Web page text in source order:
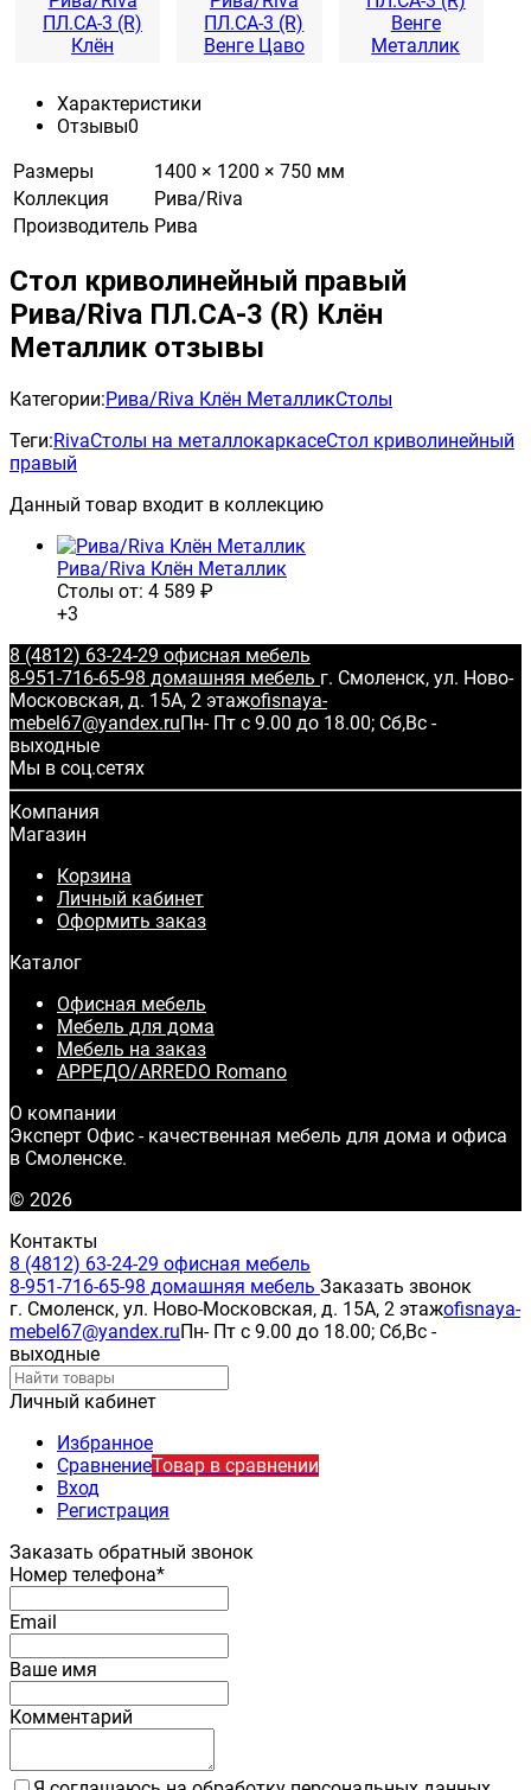
Характеристики
Отзывы0
Размеры
1400 × 1200 × 750 мм
Коллекция
Рива/Riva
Производитель Рива
Стол криволинейный правый
Рива/Riva ПЛ.СА-3 (R) Клён
Металлик отзывы
Категории:Рива/Riva Клён МеталликСтолы
Теги:RivaСтолы на металлокаркасеСтол криволинейный
правый
Данный товар входит в коллекцию
Рива/Riva Клён Металлик
Столы от: 4 589 ₽
+3
8 (4812) 63-24-29 офисная мебель
8-951-716-65-98 домашняя мебель г. Смоленск, ул. Ново-
Московская, д. 15А, 2 этажofisnaya-
mebel67@yandex.ruПн- Пт с 9.00 до 18.00; Сб,Вс -
выходные
Мы в соц.сетях
Компания
Магазин
Корзина
Личный кабинет
Оформить заказ
Каталог
Офисная мебель
Мебель для дома
Мебель на заказ
АРРЕДО/ARREDO Romano
О компании
Эксперт Офис - качественная мебель для дома и офиса
в Смоленске.
© 2026
Контакты
8 (4812) 63-24-29 офисная мебель
8-951-716-65-98 домашняя мебель Заказать звонок
г. Смоленск, ул. Ново-Московская, д. 15А, 2 этажofisnaya-
mebel67@yandex.ruПн- Пт с 9.00 до 18.00; Сб,Вс -
выходные
Личный кабинет
Избранное
СравнениеТовар в сравнении
Вход
Регистрация
Заказать обратный звонок
Номер телефона*
Email
Ваше имя
Комментарий